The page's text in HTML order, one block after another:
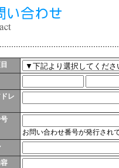
レ
お問い合わせ番号が発行され